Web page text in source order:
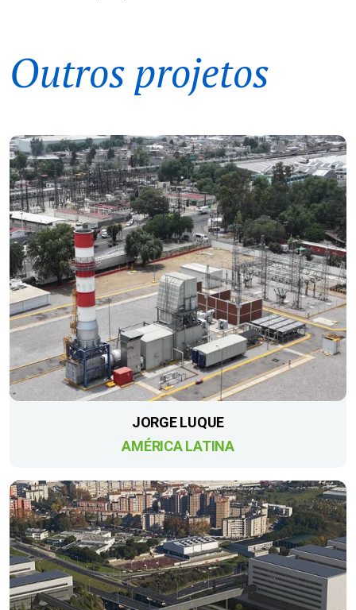
Outros projetos
JORGE LUQUE
AMÉRICA LATINA